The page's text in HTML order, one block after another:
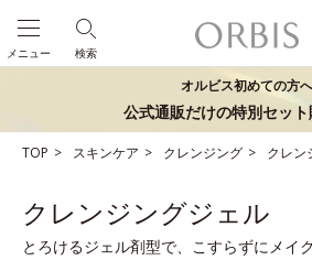
検索
メニュー
オルビス初めての方へ
公式通販だけの特別セット
TOP スキンケア クレンジング クレン
クレンジングジェル
とろけるジェル剤型で、こすらずにメイ